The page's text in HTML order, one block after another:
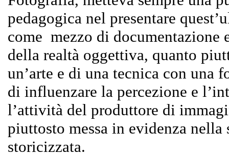
pedagogica nel presentare
come mezzo di documentazione
della realtà oggettiva, quanto
un’arte e di una tecnica con una
di influenzare la percezione e
l’attività del produttore di
piuttosto messa in evidenza nella
storicizzata.